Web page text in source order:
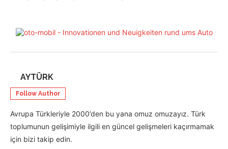
AYTÜRK
Follow Author
Avrupa Türkleriyle 2000’den bu yana omuz omuzayız. Türk
toplumunun gelişimiyle ilgili en güncel gelişmeleri kaçırmamak
için bizi takip edin.